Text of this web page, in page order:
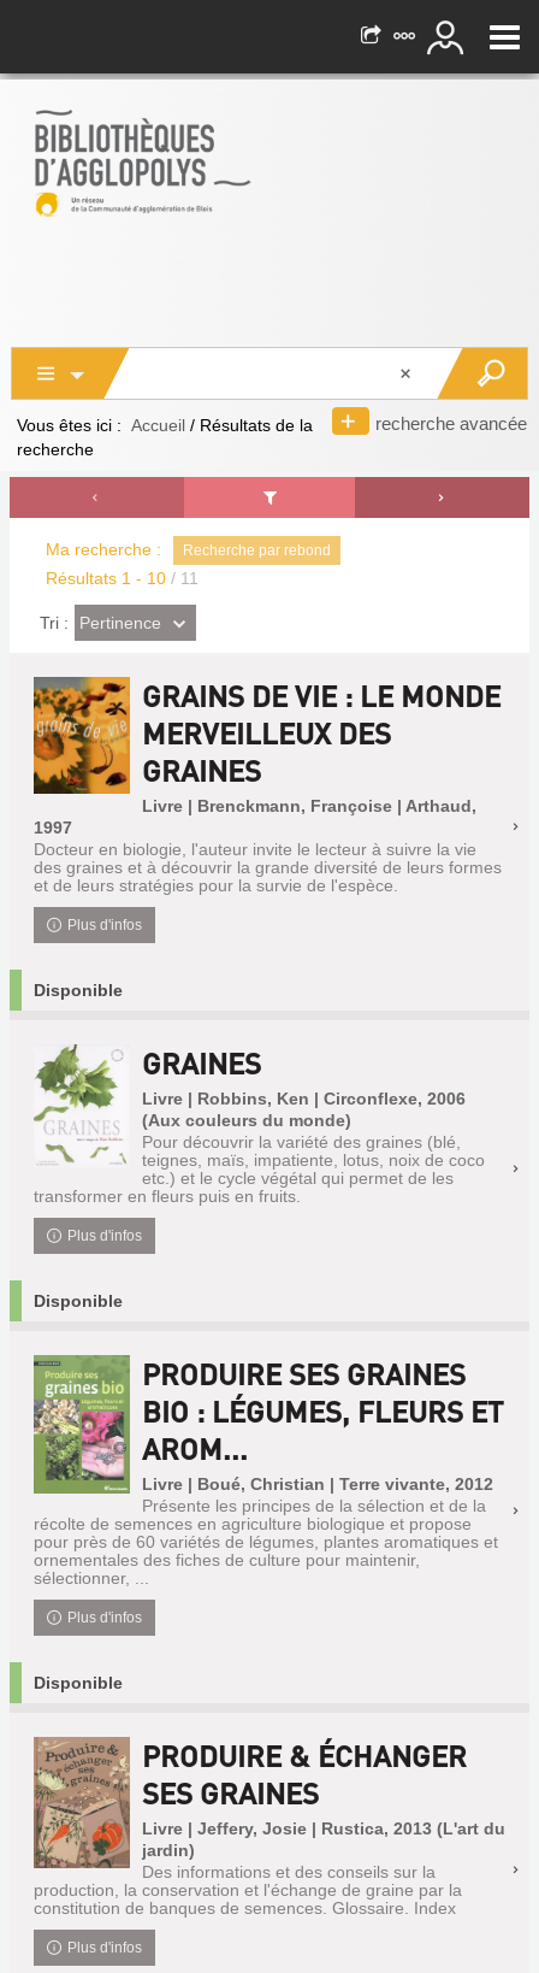
recherche avancée
Vous êtes ici : Accueil / Résultats de la
recherche
Ma recherche : Recherche par rebond
Résultats 1 - 10 / 11
Tri : (Effet
imédiat)
Pertinence
GRAINS DE VIE : LE MONDE
MERVEILLEUX DES
GRAINES
Livre | Brenckmann, Françoise | Arthaud,
1997
Docteur en biologie, l'auteur invite le lecteur à suivre la vie
des graines et à découvrir la grande diversité de leurs formes
et de leurs stratégies pour la survie de l'espèce.
Plus d'infos
Disponible
GRAINES
Livre | Robbins, Ken | Circonflexe, 2006
(Aux couleurs du monde)
Pour découvrir la variété des graines (blé,
teignes, maïs, impatiente, lotus, noix de coco
etc.) et le cycle végétal qui permet de les
transformer en fleurs puis en fruits.
Plus d'infos
Disponible
PRODUIRE SES GRAINES
BIO : LÉGUMES, FLEURS ET
AROM...
Livre | Boué, Christian | Terre vivante, 2012
Présente les principes de la sélection et de la
récolte de semences en agriculture biologique et propose
pour près de 60 variétés de légumes, plantes aromatiques et
ornementales des fiches de culture pour maintenir,
sélectionner, ...
Plus d'infos
Disponible
PRODUIRE & ÉCHANGER
SES GRAINES
Livre | Jeffery, Josie | Rustica, 2013 (L'art du
jardin)
Des informations et des conseils sur la
production, la conservation et l'échange de graine par la
constitution de banques de semences. Glossaire. Index
Plus d'infos